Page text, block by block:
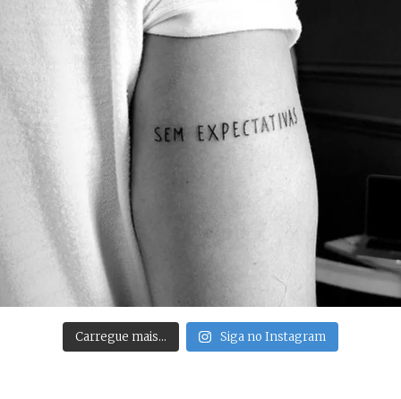
Carregue mais… Siga no Instagram